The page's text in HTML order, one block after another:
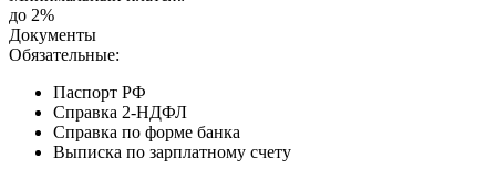
до 2%
Документы
Обязательные:
Паспорт РФ
Справка 2-НДФЛ
Справка по форме банка
Выписка по зарплатному счету